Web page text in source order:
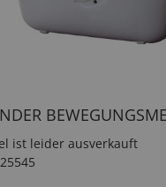
ist leider ausverkauft
25545